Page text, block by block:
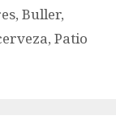
,Buller,
, Patio